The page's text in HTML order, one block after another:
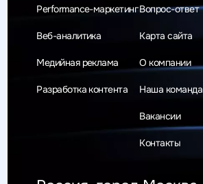
Performance-маркетинг
Веб-аналитика
Медийная реклама
Разработка контента
Вопрос-ответ
Карта сайта
О компании
Наша команда
Вакансии
Контакты